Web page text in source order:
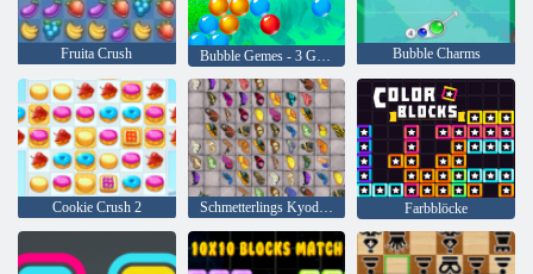
Fruita Crush Bubble Charms
Cookie Crush 2 Schmetterlings Kyodai HD Farbblöcke